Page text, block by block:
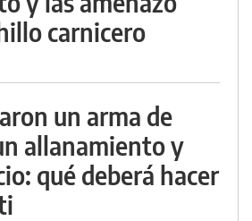
carnicero
un arma de
allanamiento y
qué deberá hacer